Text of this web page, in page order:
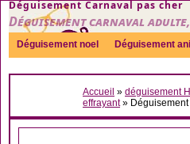
Déguisement Carnaval pas cher
Déguisement carnaval
Déguisement noel Déguisement
Sexy Déguisement couple
Accueil » déguisement
effrayant»